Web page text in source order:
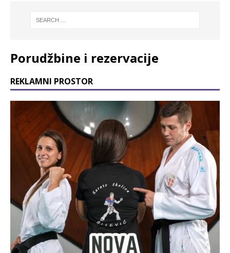
Porudžbine i rezervacije
REKLAMNI PROSTOR